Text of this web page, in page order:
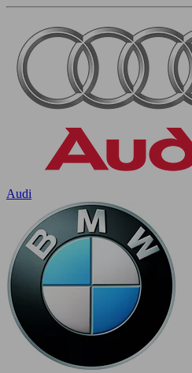
Audi